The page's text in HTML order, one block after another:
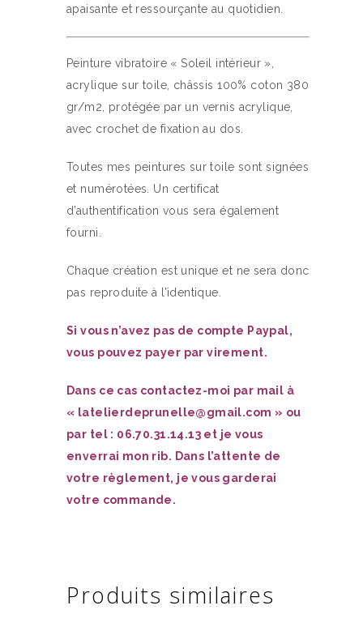
apaisante et ressourçante au quotidien.
Peinture vibratoire « Soleil intérieur »,
acrylique sur toile, châssis 100% coton 380
gr/m2, protégée par un vernis acrylique,
avec crochet de fixation au dos.
Toutes mes peintures sur toile sont signées
et numérotées. Un certificat
d’authentification vous sera également
fourni.
Chaque création est unique et ne sera donc
pas reproduite à l’identique.
Si vous n’avez pas de compte Paypal,
vous pouvez payer par virement.
Dans ce cas contactez-moi par mail à
« latelierdeprunelle@gmail.com » ou
par tel : 06.70.31.14.13 et je vous
enverrai mon rib. Dans l’attente de
votre règlement, je vous garderai
votre commande.
Produits similaires